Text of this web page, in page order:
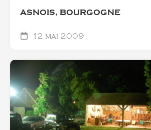
ASNOIS, BOURGOGNE
12 mai 2009